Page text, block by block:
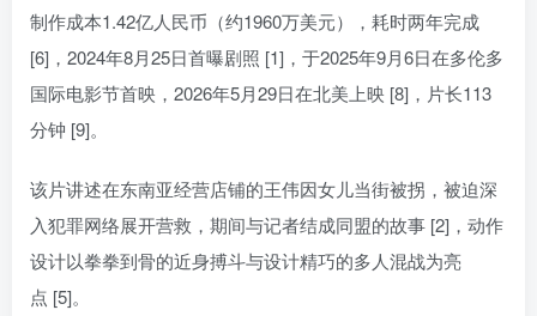
制作成本1.42亿人民币（约1960万美元），耗时两年完成
[6]，2024年8月25日首曝剧照 [1]，于2025年9月6日在多伦多
国际电影节首映，2026年5月29日在北美上映 [8]，片长113
分钟 [9]。
该片讲述在东南亚经营店铺的王伟因女儿当街被拐，被迫深
入犯罪网络展开营救，期间与记者结成同盟的故事 [2]，动作
设计以拳拳到骨的近身搏斗与设计精巧的多人混战为亮
点 [5]。